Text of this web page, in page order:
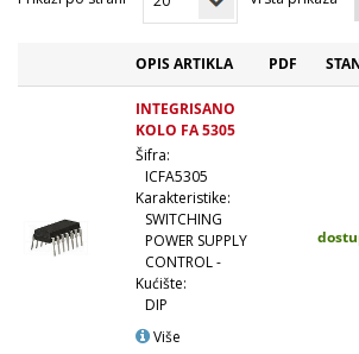
OPIS ARTIKLA PDF
INTEGRISANO
KOLO FA 5305
Šifra:
ICFA5305
Karakteristike:
SWITCHING
POWER SUPPLY
CONTROL -
Kućište:
DIP
Više